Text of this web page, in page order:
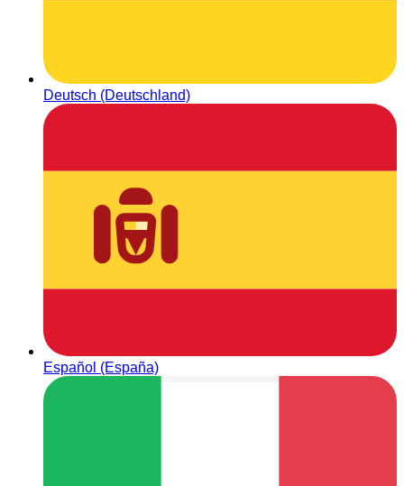
Deutsch (Deutschland)
Español (España)